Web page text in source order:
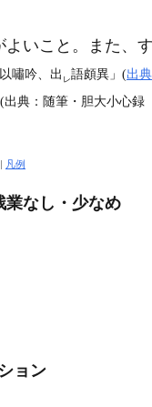
いこと。また、
嘯吟、出 レ語頗異」(出典
典：随筆・胆大小心録
| 凡例
業なし・少なめ
ョン